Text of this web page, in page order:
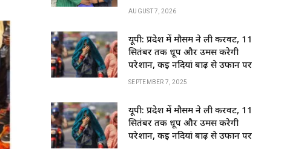
AUGUST 7, 2026
यूपी: प्रदेश में मौसम ने ली करवट, 11
सितंबर तक धूप और उमस करेगी
परेशान, कई नदियां बाढ़ से उफान पर
SEPTEMBER 7, 2025
यूपी: प्रदेश में मौसम ने ली करवट, 11
सितंबर तक धूप और उमस करेगी
परेशान, कई नदियां बाढ़ से उफान पर